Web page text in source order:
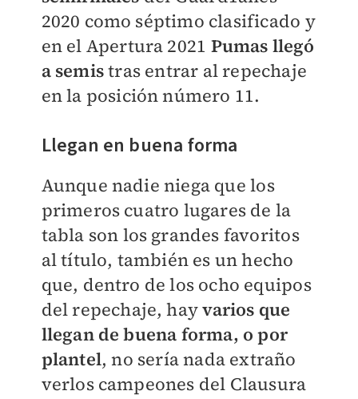
2020 como séptimo clasificado y
en el Apertura 2021 Pumas llegó
a semistras entrar al repechaje
en la posición número 11.
Llegan en buena forma
Aunque nadie niega que los
primeros cuatro lugares de la
tabla son los grandes favoritos
al título, también es un hecho
que, dentro de los ocho equipos
del repechaje, hayvarios que
llegan de buena forma, o por
plantel, no sería nada extraño
verlos campeones del Clausura